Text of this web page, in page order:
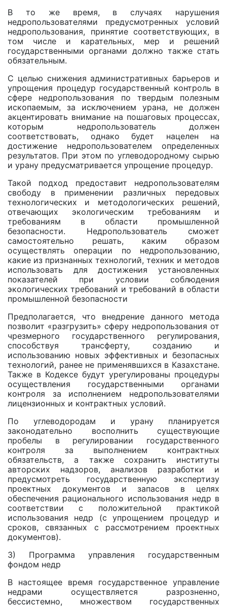
В то же время, в случаях нарушения
недропользователями предусмотренных условий
недропользования, принятие соответствующих, в
том числе и карательных, мер и решений
государственными органами должно также стать
обязательным.
С целью снижения административных барьеров и
упрощения процедур государственный контроль в
сфере недропользования по твердым полезным
ископаемым, за исключением урана, не должен
акцентировать внимание на пошаговых процессах,
которым недропользователь должен
соответствовать, однако будет нацелен на
достижение недропользователем определенных
результатов. При этом по углеводородному сырью
и урану предусматривается упрощение процедур.
Такой подход предоставит недропользователям
свободу в применении различных передовых
технологических и методологических решений,
отвечающих экологическим требованиям и
требованиям в области промышленной
безопасности. Недропользователь сможет
самостоятельно решать, каким образом
осуществлять операции по недропользованию,
какие из признанных технологий, техник и методов
использовать для достижения установленных
показателей при условии соблюдения
экологических требований и требований в области
промышленной безопасности
Предполагается, что внедрение данного метода
позволит «разгрузить» сферу недропользования от
чрезмерного государственного регулирования,
способствуя трансферту, созданию и
использованию новых эффективных и безопасных
технологий, ранее не применявшихся в Казахстане.
Также в Кодексе будут урегулированы процедуры
осуществления государственными органами
контроля за исполнением недропользователями
лицензионных и контрактных условий.
По углеводородам и урану планируется
законодательно восполнить существующие
пробелы в регулировании государственного
контроля за выполнением контрактных
обязательств, a также сохранить институты
авторских надзоров, анализов разработки и
предусмотреть государственную экспертизу
проектных документов и запасов в целях
обеспечения рационального использования недр в
соответствии с положительной практикой
использования недр (с упрощением процедур и
сроков, связанных с рассмотрением проектных
документов).
3) Программа управления государственным
фондом недр
В настоящее время государственное управление
недрами осуществляется разрозненно,
бессистемно, множеством государственных